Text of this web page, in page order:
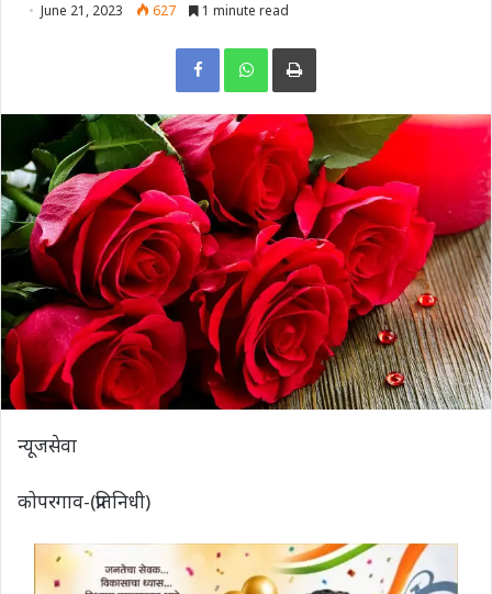
June 21, 2023 627 1 minute read
Print
न्यूजसेवा
कोपरगाव-(प्रतिनिधी)